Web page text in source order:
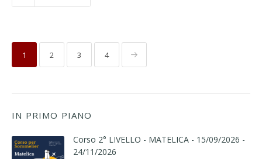
1 2 3 4
IN PRIMO PIANO
Corso 2° LIVELLO - MATELICA - 15/09/2026 -
24/11/2026